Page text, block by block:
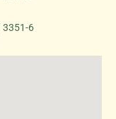
3351-6